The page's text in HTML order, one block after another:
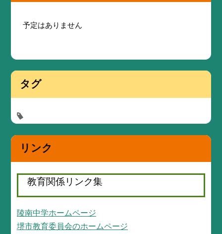
予定はありません
タグ
リンク
教育関係リンク集
陵南中学ホームページ
堺市教育委員会のホームページ